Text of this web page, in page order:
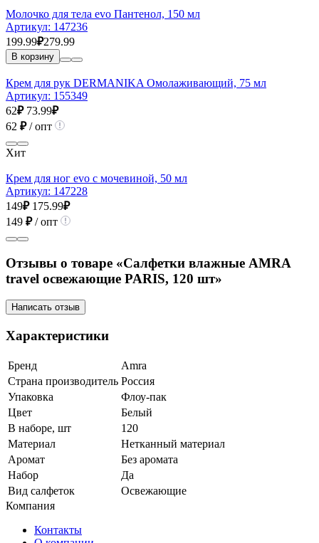
Молочко для тела evo Пантенол, 150 мл
Артикул: 147236
199.99₽279.99
В корзину
Крем для рук DERMANIKA Омолаживающий, 75 мл
Артикул: 155349
62₽ 73.99₽
62 ₽/ опт
Хит
Крем для ног evo с мочевиной, 50 мл
Артикул: 147228
149₽ 175.99₽
149 ₽/ опт
Отзывы о товаре «Салфетки влажные AMRA
travel освежающие PARIS, 120 шт»
Написать отзыв
Характеристики
Бренд
Amra
Страна производитель Россия
Упаковка
Флоу-пак
Цвет
Белый
В наборе, шт
120
Материал
Нетканный материал
Аромат
Без аромата
Набор
Да
Вид салфеток
Освежающие
Компания
Контакты